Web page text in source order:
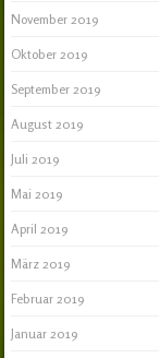
November 2019
Oktober 2019
September 2019
August 2019
Juli 2019
Mai 2019
April 2019
März 2019
Februar 2019
Januar 2019